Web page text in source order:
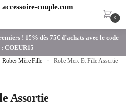
0
! 15% dès 75€ d’achats avec le code
: COEUR15
Robes Mère Fille » Robe Mere Et Fille Assortie
Assortie